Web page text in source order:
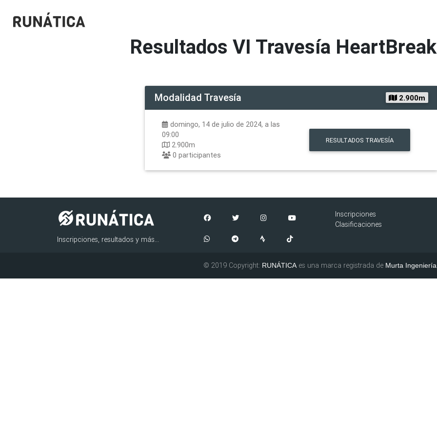
Resultados VI Travesía
Modalidad Travesía 2.900m
domingo, 14 de julio de 2024, a las
09:00
2.900m
0participantes
RESULTADOS TRAVESÍA
Inscripciones, resultados y más...
Inscripciones
Clasificaciones
© 2019 Copyright: RUNÁTICAes una marca registrada de Murta Ingeniería,